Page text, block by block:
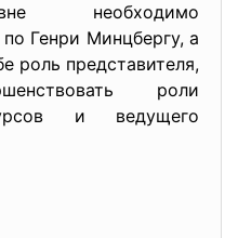
необходимо
Генри Минцбергу, а
роль представителя,
роли
и ведущего